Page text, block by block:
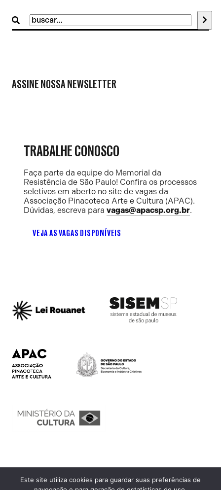
Buscar
por:
ASSINE NOSSA NEWSLETTER
TRABALHE CONOSCO
Faça parte da equipe do Memorial da
Resistência de São Paulo! Confira os processos
seletivos em aberto no site de vagas da
Associação Pinacoteca Arte e Cultura (APAC).
Dúvidas, escreva para vagas@apacsp.org.br.
VEJA AS VAGAS DISPONÍVEIS
Ouvidoria
Este site utiliza cookies para guardar suas preferências de